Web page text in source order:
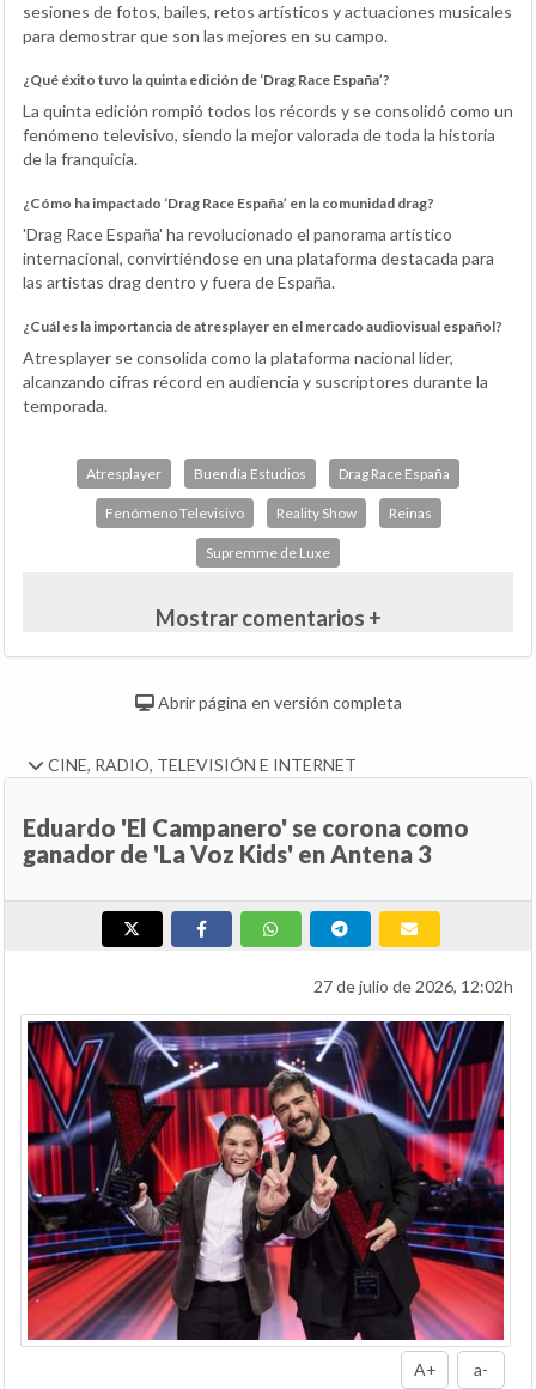
sesiones de fotos, bailes, retos artísticos y actuaciones musicales
para demostrar que son las mejores en su campo.
¿Qué éxito tuvo la quinta edición de ‘Drag Race España’?
La quinta edición rompió todos los récords y se consolidó como un
fenómeno televisivo, siendo la mejor valorada de toda la historia
de la franquicia.
¿Cómo ha impactado ‘Drag Race España’ en la comunidad drag?
'Drag Race España' ha revolucionado el panorama artístico
internacional, convirtiéndose en una plataforma destacada para
las artistas drag dentro y fuera de España.
¿Cuál es la importancia de atresplayer en el mercado audiovisual español?
Atresplayer se consolida como la plataforma nacional líder,
alcanzando cifras récord en audiencia y suscriptores durante la
temporada.
Atresplayer Buendía Estudios Drag Race España
Fenómeno Televisivo Reality Show Reinas
Supremme de Luxe
Mostrar comentarios +
Abrir página en versión completa
CINE, RADIO, TELEVISIÓN E INTERNET
Eduardo 'El Campanero' se corona como
ganador de 'La Voz Kids' en Antena 3
27 de julio de 2026, 12:02h
A+ a-